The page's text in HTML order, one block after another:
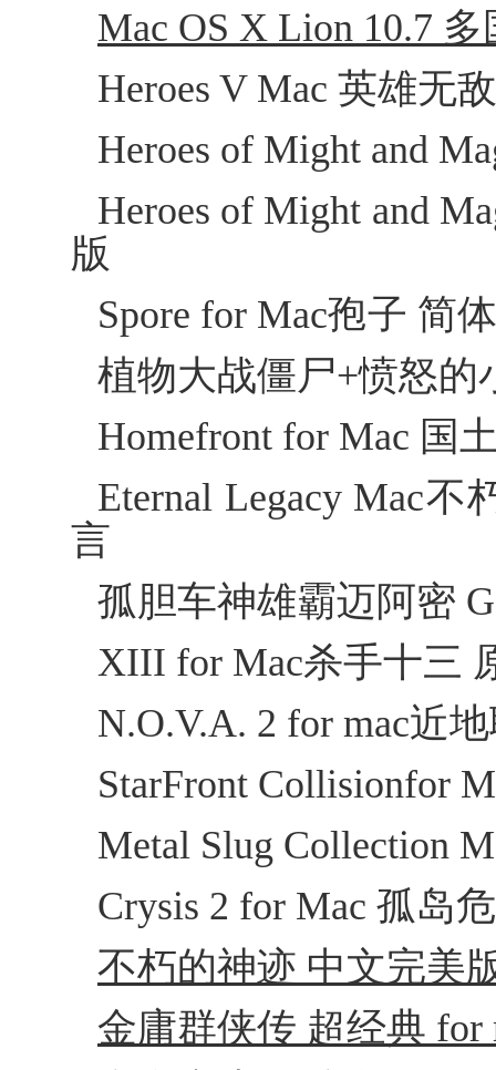
Mac OS X Lion 10.7
Heroes V Mac 英雄无
Heroes of Might and
Heroes of Might and
版
Spore for Mac孢子 简
植物大战僵尸+愤怒
Homefront for Mac 国
Eternal Legacy Mac
言
孤胆车神雄霸迈阿密
XIII for Mac杀手十三
N.O.V.A. 2 for mac近
StarFront Collisionfor
Metal Slug Collection
Crysis 2 for Mac 孤岛
不朽的神迹 中文完美
金庸群侠传 超经典 for